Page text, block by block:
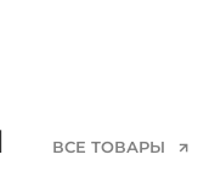
ВСЕ ТОВАРЫ